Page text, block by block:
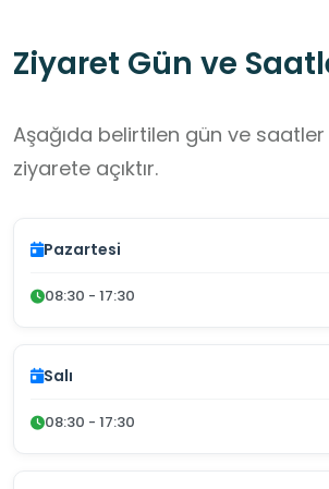
Ziyaret Gün ve
Aşağıda belirtilen gün ve saatler
ziyarete açıktır.
Pazartesi
08:30 - 17:30
Salı
08:30 - 17:30